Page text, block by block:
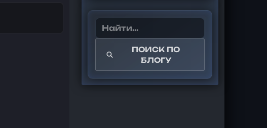
ПОИСК ПО
БЛОГУ